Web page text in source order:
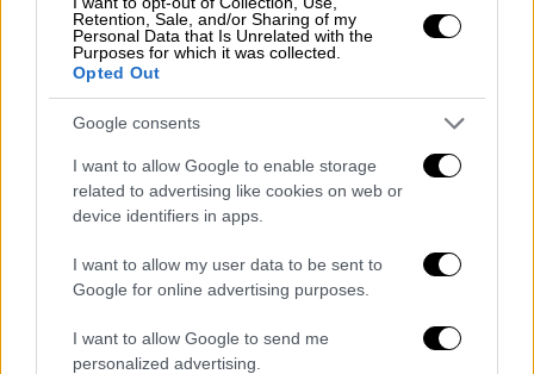
Retention, Sale, and/or Sharing of my
Personal Data that Is Unrelated with the
Purposes for which it was collected.
Opted Out
Google consents
I want to allow Google to enable storage
related to advertising like cookies on web or
device identifiers in apps.
I want to allow my user data to be sent to
Google for online advertising purposes.
I want to allow Google to send me
personalized advertising.
βρείτε στην προετοιμασία τηςgoLearn
Όλη η ύλη είναι ανεβασμένη σε πλατφόρμα
τηλεκατάρτισης για:
Παραγωγικό - Επαγωγικό Συλλογισμό
(ΕΙΝΑΙ Η ΜΟΝΗ ΠΡΟΕΤΟΙΜΑΣΙΑ ΠΟΥ
ΕΜΠΕΡΙΕΧΕΙ ΤΕΤΟΙΑ ΤΕΣΤ)
Γλωσσικό - Μαθηματικό Συλλογισμό
Γενική Θεωρία
Αντίληψη Χώρου
Σενάρια εργασιακής